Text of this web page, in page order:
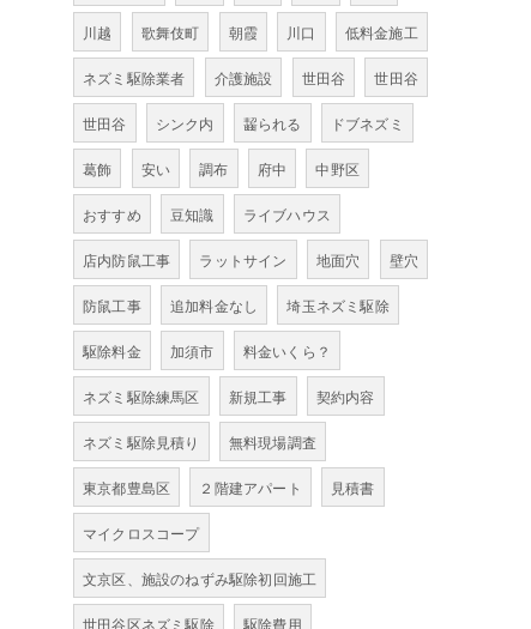
川越 歌舞伎町 朝霞 川口 低料金施工
ネズミ駆除業者 介護施設 世田谷 世田谷
世田谷 シンク内 齧られる ドブネズミ
葛飾 安い 調布 府中 中野区
おすすめ 豆知識 ライブハウス
店内防鼠工事 ラットサイン 地面穴 壁穴
防鼠工事 追加料金なし 埼玉ネズミ駆除
駆除料金 加須市 料金いくら？
ネズミ駆除練馬区 新規工事 契約内容
ネズミ駆除見積り 無料現場調査
東京都豊島区 ２階建アパート 見積書
マイクロスコープ
文京区、施設のねずみ駆除初回施工
世田谷区ネズミ駆除 駆除費用